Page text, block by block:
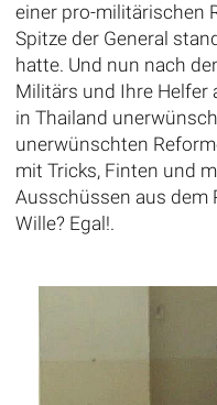
einer pro-militärischen
Spitze der General
hatte. Und nun nach
Militärs und Ihre Helfer
in Thailand
unerwünschten
mit Tricks, Finten und
Ausschüssen aus dem
Wille? Egal!.